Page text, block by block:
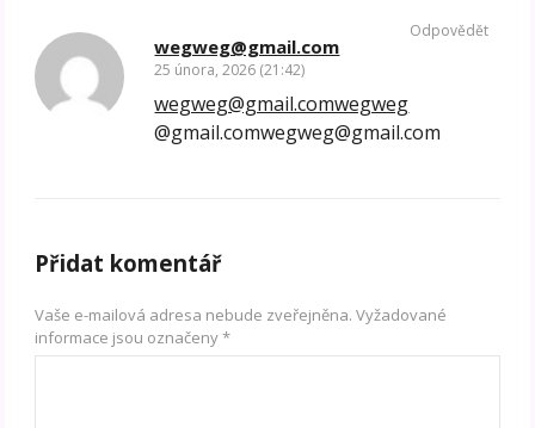
wegweg@gmail.com
25 února, 2026 (21:42)
wegweg@gmail.comwegweg
@gmail.comwegweg@gmail.com
Odpovědět
Přidat komentář
Vaše e-mailová adresa nebude zveřejněna. Vyžadované
informace jsou označeny*